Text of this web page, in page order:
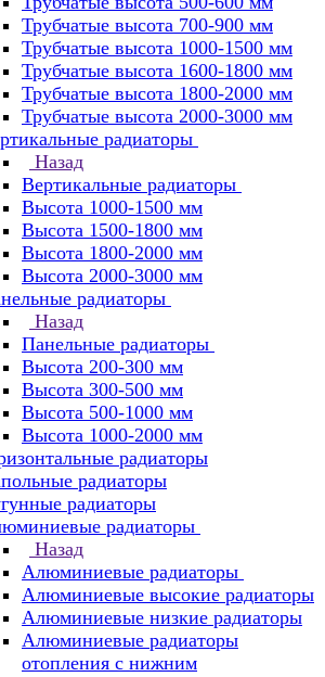
Трубчатые высота 700-900 мм
Трубчатые высота 1000-1500 мм
Трубчатые высота 1600-1800 мм
Трубчатые высота 1800-2000 мм
Трубчатые высота 2000-3000 мм
радиаторы
Назад
Вертикальные радиаторы
Высота 1000-1500 мм
Высота 1500-1800 мм
Высота 1800-2000 мм
Высота 2000-3000 мм
радиаторы
Назад
Панельные радиаторы
Высота 200-300 мм
Высота 300-500 мм
Высота 500-1000 мм
Высота 1000-2000 мм
радиаторы
радиаторы
радиаторы
радиаторы
Назад
Алюминиевые радиаторы
Алюминиевые высокие радиаторы
Алюминиевые низкие радиаторы
Алюминиевые радиаторы
отопления с нижним